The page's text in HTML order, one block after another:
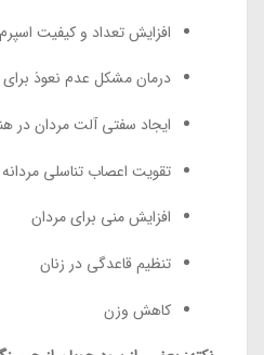
افزایش تعداد و کیفیت
درمان مشکل عدم نعوذ برای
ایجاد سفتی آلت مردان در
تقویت اعصاب تناسلی مردانه
افزایش منی برای مردان
تنظیم قاعدگی در زنان
کاهش وزن